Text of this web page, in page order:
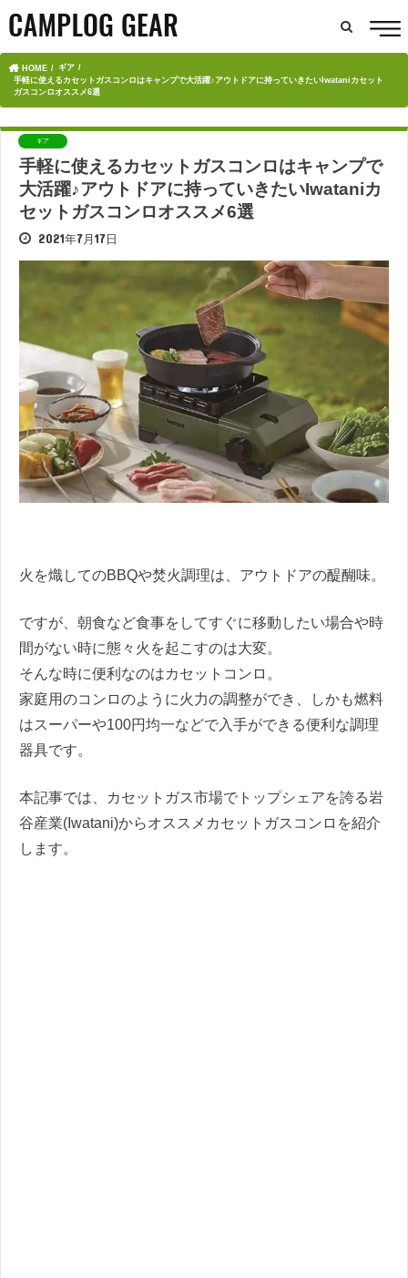
HOME
ギア
手軽に使えるカセットガスコンロはキャンプで大活躍♪アウトドアに持っていきたいIwataniカセット
ガスコンロオススメ6選
ギア
手軽に使えるカセットガスコンロはキャンプで
大活躍♪アウトドアに持っていきたいIwataniカ
セットガスコンロオススメ6選
2021年7月17日
火を熾してのBBQや焚火調理は、アウトドアの醍醐味。
ですが、朝食など食事をしてすぐに移動したい場合や時
間がない時に態々火を起こすのは大変。
そんな時に便利なのはカセットコンロ。
家庭用のコンロのように火力の調整ができ、しかも燃料
はスーパーや100円均一などで入手ができる便利な調理
器具です。
本記事では、カセットガス市場でトップシェアを誇る岩
谷産業(Iwatani)からオススメカセットガスコンロを紹介
します。